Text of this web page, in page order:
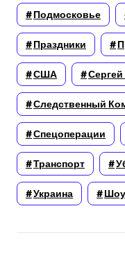
Подмосковье
Праздники
США
Следственный
Спецоперации
Транспорт
Украина